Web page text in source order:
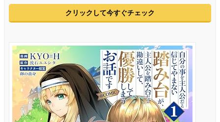
クリックして今すぐチェック